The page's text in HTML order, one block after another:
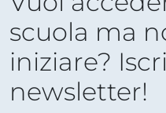
scuola ma
iniziare?
newsletter!